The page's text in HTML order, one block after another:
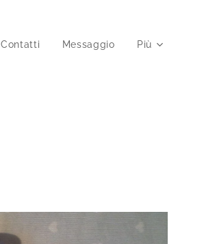
Contatti Messaggio Più